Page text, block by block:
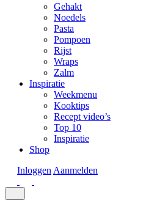
Gehakt
Noedels
Pasta
Pompoen
Rijst
Wraps
Zalm
Inspiratie
Weekmenu
Kooktips
Recept video’s
Top 10
Inspiratie
Shop
Inloggen Aanmelden